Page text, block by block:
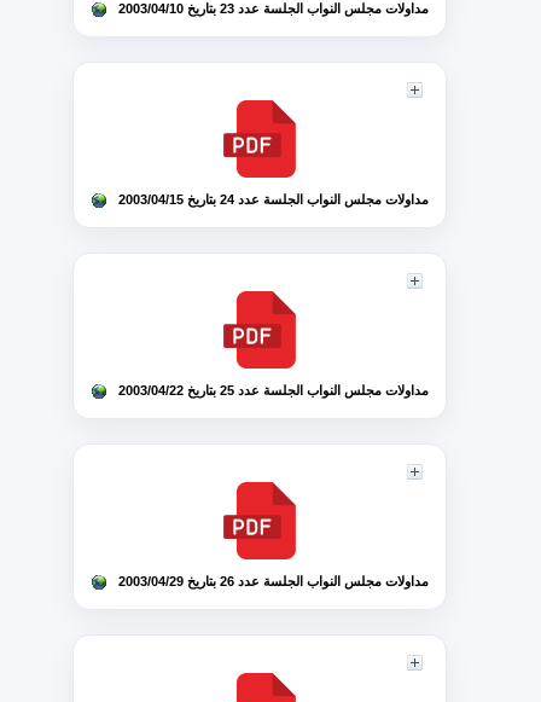
مداولات مجلس النواب الجلسة عدد 23 بتاريخ 2003/04/10
مداولات مجلس النواب الجلسة عدد 24 بتاريخ 2003/04/15
مداولات مجلس النواب الجلسة عدد 25 بتاريخ 2003/04/22
مداولات مجلس النواب الجلسة عدد 26 بتاريخ 2003/04/29